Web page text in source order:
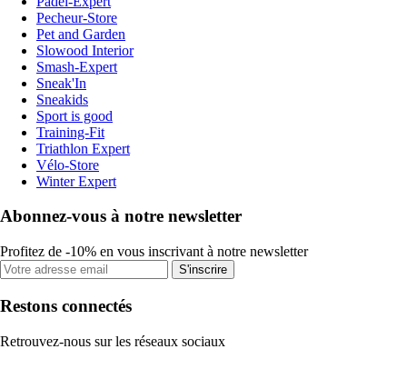
Pecheur-Store
Pet and Garden
Slowood Interior
Smash-Expert
Sneak'In
Sneakids
Sport is good
Training-Fit
Triathlon Expert
Vélo-Store
Winter Expert
Abonnez-vous à notre newsletter
Profitez de -10% en vous inscrivant à notre newsletter
S'inscrire
Restons connectés
Retrouvez-nous sur les réseaux sociaux